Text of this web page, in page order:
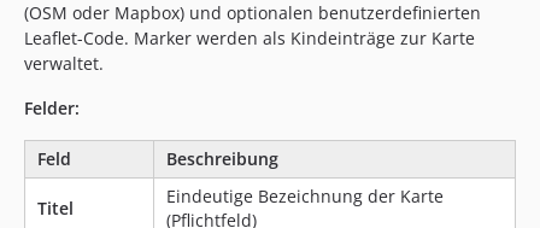
(OSM oder Mapbox) und optionalen benutzerdefinierten
Leaflet-Code. Marker werden als Kindeinträge zur Karte
verwaltet.
Felder:
Feld Beschreibung
Titel
Eindeutige Bezeichnung der Karte
(Pflichtfeld)